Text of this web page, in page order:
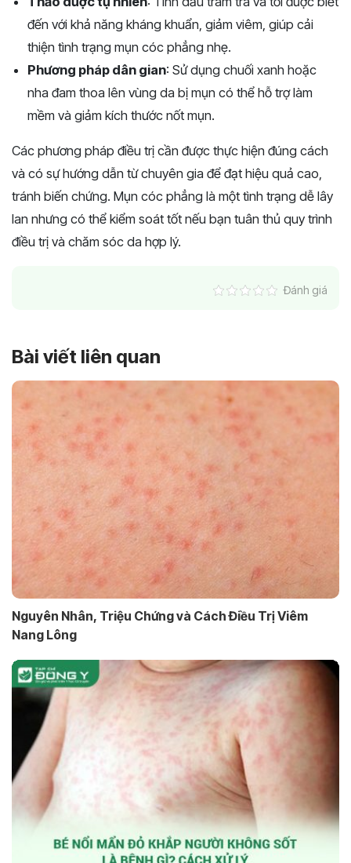
đến với khả năng kháng khuẩn, giảm viêm, giúp cải
thiện tình trạng mụn cóc phẳng nhẹ.
Phương pháp dân gian: Sử dụng chuối xanh hoặc
nha đam thoa lên vùng da bị mụn có thể hỗ trợ làm
mềm và giảm kích thước nốt mụn.
Các phương pháp điều trị cần được thực hiện đúng cách
và có sự hướng dẫn từ chuyên gia để đạt hiệu quả cao,
tránh biến chứng. Mụn cóc phẳng là một tình trạng dễ lây
lan nhưng có thể kiểm soát tốt nếu bạn tuân thủ quy trình
điều trị và chăm sóc da hợp lý.
Đánh giá
Bài viết liên quan
Nguyên Nhân, Triệu Chứng và Cách Điều Trị Viêm
Nang Lông